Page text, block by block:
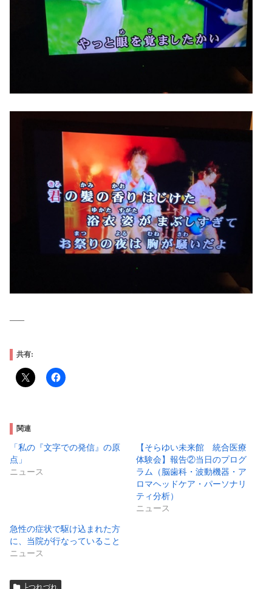
—–
共有:
関連
「私の『文字での発信』の原
点」
ニュース
【そらゆい未来館 統合医療
体験会】報告②当日のプログ
ラム（脳歯科・波動機器・ア
ロマヘッドケア・パーソナリ
ティ分析）
ニュース
急性の症状で駆け込まれた方
に、当院が行なっていること
ニュース